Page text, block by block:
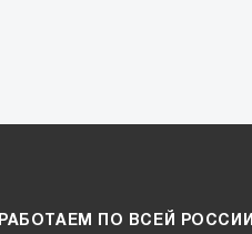
РАБОТАЕМ ПО ВСЕЙ РОССИИ